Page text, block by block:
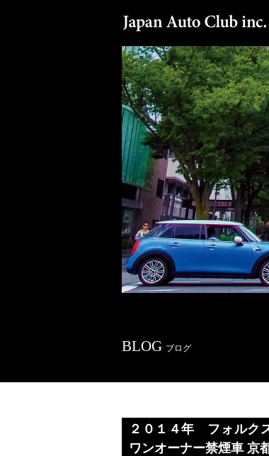
BLOG ブログ
２０１４年 フォルク
ワンオーナー禁煙車 京